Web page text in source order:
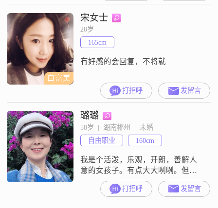
白富美
宋女士
28岁
165cm
有好感的会回复，不将就
打招呼 发留言
璐璐
58岁  |  湖南郴州  |  未婚
自由职业
160cm
我是个活泼，乐观，开朗，善解人
意的女孩子。有点大大咧咧。但从
不记仇，也很宽容。我现在还在上
大学。非常喜欢音乐。超爱唱歌和
听歌。我想找一个成熟的稳重的男
打招呼 发留言